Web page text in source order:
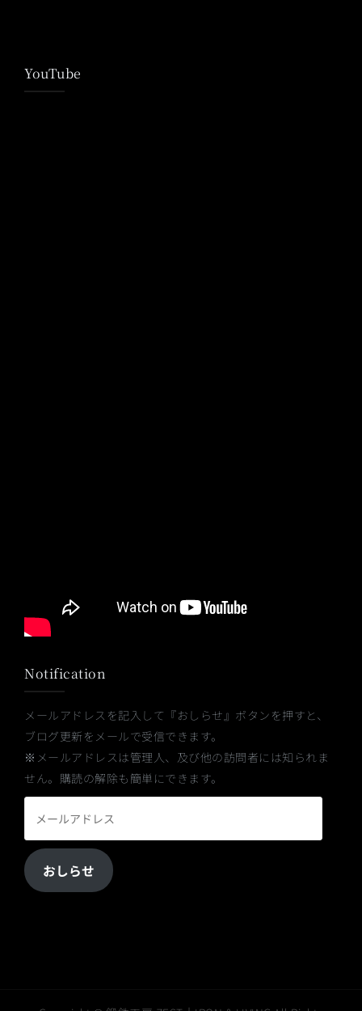
YouTube
Notification
メールアドレスを記入して『おしらせ』ボタンを押すと、
ブログ更新をメールで受信できます。
※メールアドレスは管理人、及び他の訪問者には知られま
せん。購読の解除も簡単にできます。
ル
ア
ド
おしらせ